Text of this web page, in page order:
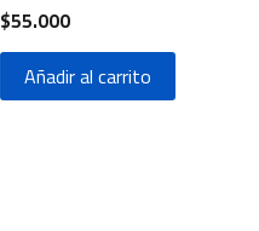
$55.000
Añadir al carrito